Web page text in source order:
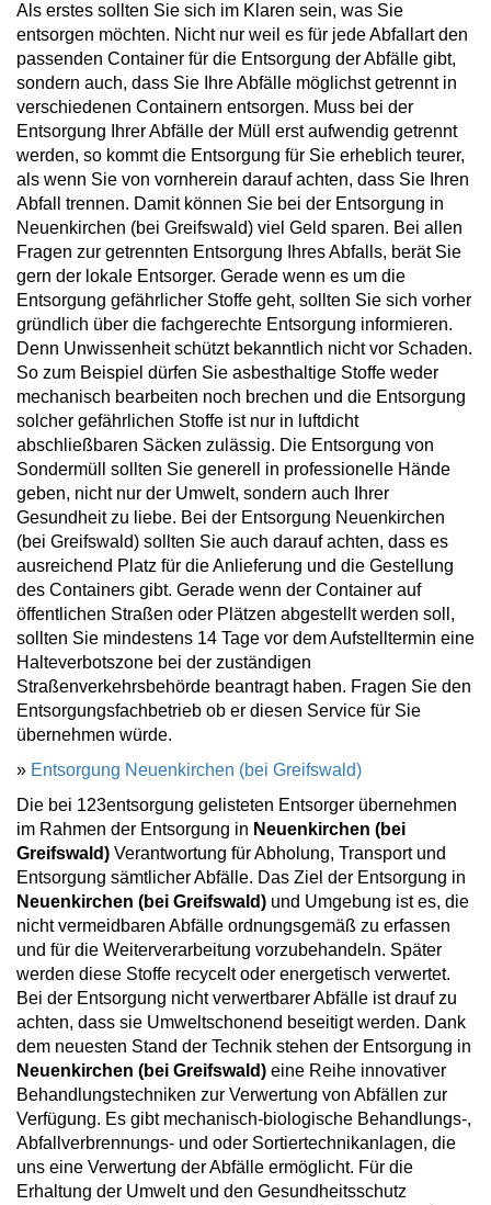
Als erstes sollten Sie sich im Klaren sein, was Sie
entsorgen möchten. Nicht nur weil es für jede Abfallart den
passenden Container für die Entsorgung der Abfälle gibt,
sondern auch, dass Sie Ihre Abfälle möglichst getrennt in
verschiedenen Containern entsorgen. Muss bei der
Entsorgung Ihrer Abfälle der Müll erst aufwendig getrennt
werden, so kommt die Entsorgung für Sie erheblich teurer,
als wenn Sie von vornherein darauf achten, dass Sie Ihren
Abfall trennen. Damit können Sie bei der Entsorgung in
Neuenkirchen (bei Greifswald) viel Geld sparen. Bei allen
Fragen zur getrennten Entsorgung Ihres Abfalls, berät Sie
gern der lokale Entsorger. Gerade wenn es um die
Entsorgung gefährlicher Stoffe geht, sollten Sie sich vorher
gründlich über die fachgerechte Entsorgung informieren.
Denn Unwissenheit schützt bekanntlich nicht vor Schaden.
So zum Beispiel dürfen Sie asbesthaltige Stoffe weder
mechanisch bearbeiten noch brechen und die Entsorgung
solcher gefährlichen Stoffe ist nur in luftdicht
abschließbaren Säcken zulässig. Die Entsorgung von
Sondermüll sollten Sie generell in professionelle Hände
geben, nicht nur der Umwelt, sondern auch Ihrer
Gesundheit zu liebe. Bei der Entsorgung Neuenkirchen
(bei Greifswald) sollten Sie auch darauf achten, dass es
ausreichend Platz für die Anlieferung und die Gestellung
des Containers gibt. Gerade wenn der Container auf
öffentlichen Straßen oder Plätzen abgestellt werden soll,
sollten Sie mindestens 14 Tage vor dem Aufstelltermin eine
Halteverbotszone bei der zuständigen
Straßenverkehrsbehörde beantragt haben. Fragen Sie den
Entsorgungsfachbetrieb ob er diesen Service für Sie
übernehmen würde.
» Entsorgung Neuenkirchen (bei Greifswald)
Die bei 123entsorgung gelisteten Entsorger übernehmen
im Rahmen der Entsorgung in Neuenkirchen (bei
Greifswald) Verantwortung für Abholung, Transport und
Entsorgung sämtlicher Abfälle. Das Ziel der Entsorgung in
Neuenkirchen (bei Greifswald) und Umgebung ist es, die
nicht vermeidbaren Abfälle ordnungsgemäß zu erfassen
und für die Weiterverarbeitung vorzubehandeln. Später
werden diese Stoffe recycelt oder energetisch verwertet.
Bei der Entsorgung nicht verwertbarer Abfälle ist drauf zu
achten, dass sie Umweltschonend beseitigt werden. Dank
dem neuesten Stand der Technik stehen der Entsorgung in
Neuenkirchen (bei Greifswald) eine Reihe innovativer
Behandlungstechniken zur Verwertung von Abfällen zur
Verfügung. Es gibt mechanisch-biologische Behandlungs-,
Abfallverbrennungs- und oder Sortiertechnikanlagen, die
uns eine Verwertung der Abfälle ermöglicht. Für die
Erhaltung der Umwelt und den Gesundheitsschutz